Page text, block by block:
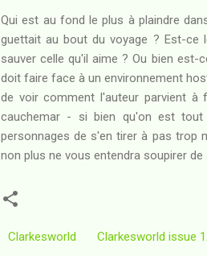
Qui est au fond le plus à plaindre
guettait au bout du voyage ? Est-ce
sauver celle qu'il aime ? Ou bien
doit faire face à un environnement
de voir comment l'auteur parvient à
cauchemar - si bien qu'on est
personnages de s'en tirer à pas trop
non plus ne vous entendra soupirer
Clarkesworld Clarkesworld issue